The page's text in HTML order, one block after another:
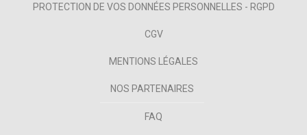
PROTECTION DE VOS DONNÉES PERSONNELLES - RGPD
CGV
MENTIONS LÉGALES
NOS PARTENAIRES
FAQ